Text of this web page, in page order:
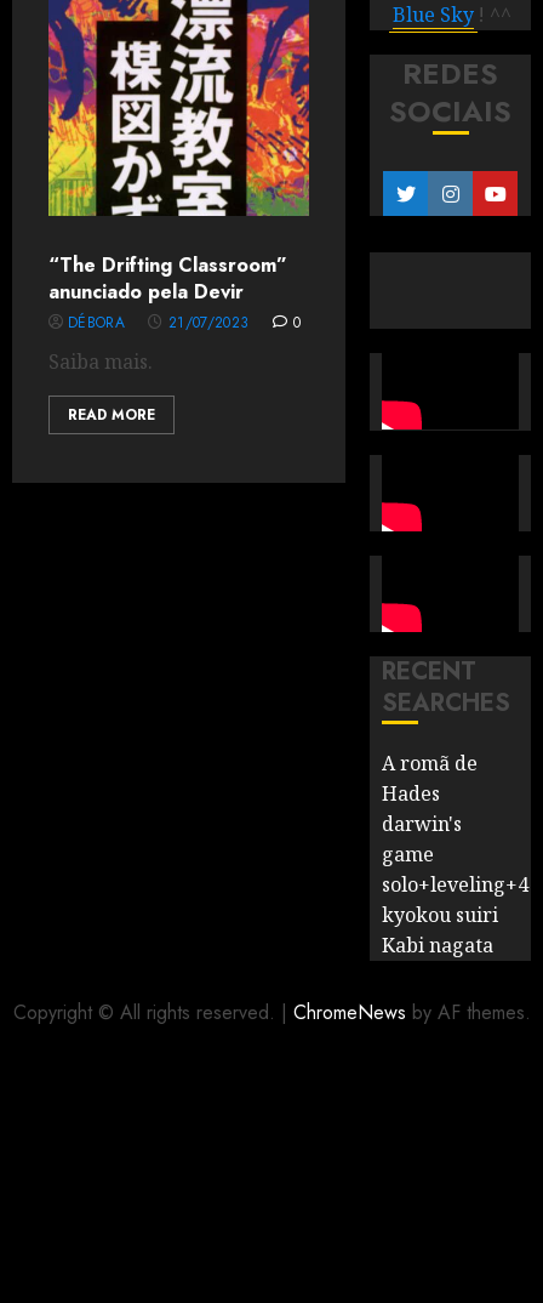
“The Drifting Classroom”
anunciado pela Devir
DÉBORA 21/07/2023 0
Saiba mais.
READ MORE
Blue Sky ! ^^
REDES
SOCIAIS
RECENT
SEARCHES
A romã de
Hades
darwin's
game
solo+leveling+4
kyokou suiri
Kabi nagata
Copyright © All rights reserved. | ChromeNews by AF themes.